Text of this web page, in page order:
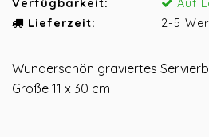
Verfügbarkeit:
Auf
Lieferzeit:
2-5
Wunderschön graviertes
Größe 11 x 30 cm